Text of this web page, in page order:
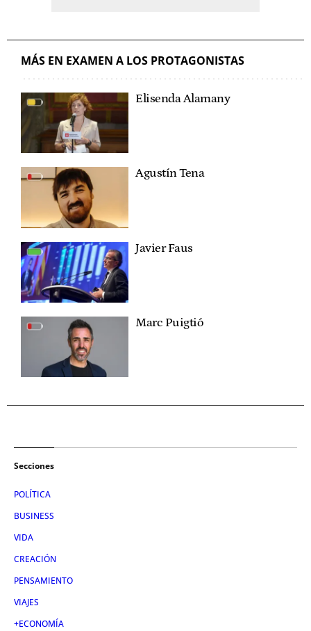
MÁS EN EXAMEN A LOS PROTAGONISTAS
Elisenda Alamany
Agustín Tena
Javier Faus
Marc Puigtió
Secciones
POLÍTICA
BUSINESS
VIDA
CREACIÓN
PENSAMIENTO
VIAJES
+ECONOMÍA